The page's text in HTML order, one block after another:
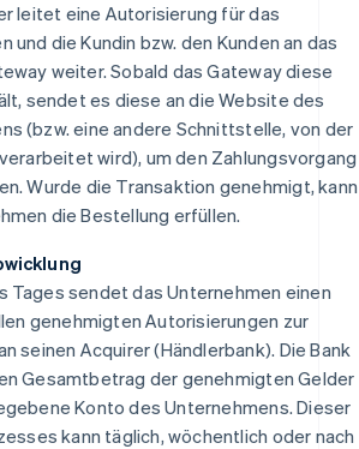
leitet eine Autorisierung für das
und die Kundin bzw. den Kunden an das
weiter. Sobald das Gateway diese
sendet es diese an die Website des
(bzw. eine andere Schnittstelle, von der
wird), um den Zahlungsvorgang
Wurde die Transaktion genehmigt, kann
die Bestellung erfüllen.
Tages sendet das Unternehmen einen
genehmigten Autorisierungen zur
seinen Acquirer (Händlerbank). Die Bank
Gesamtbetrag der genehmigten Gelder
Konto des Unternehmens. Dieser
kann täglich, wöchentlich oder nach